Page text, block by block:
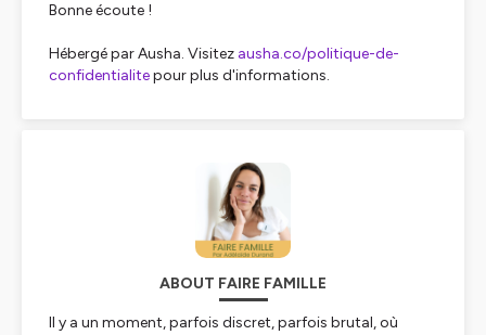
Bonne écoute !
Hébergé par Ausha. Visitez ausha.co/politique-de-
confidentialitepour plus d'informations.
ABOUT FAIRE FAMILLE
Il y a un moment, parfois discret, parfois brutal, où